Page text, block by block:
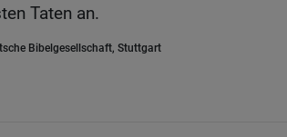
Taten an.
Bibelgesellschaft, Stuttgart